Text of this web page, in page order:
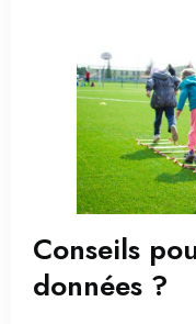
Conseils
données ?